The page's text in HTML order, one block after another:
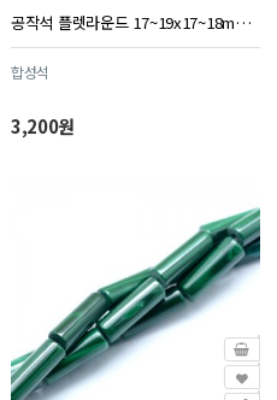
공작석 플렛라운드 17~19x17~18mm - 1개
합성석
3,200원